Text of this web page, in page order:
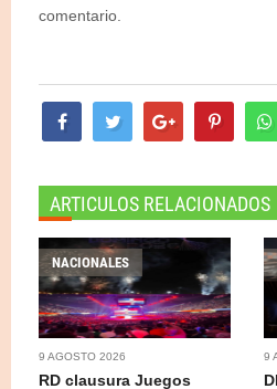
comentario.
ARTICULOS RELACIONADOS
NACIONALES
9 AGOSTO 2026
RD clausura Juegos
9